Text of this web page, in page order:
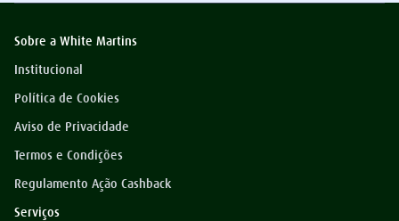
Sobre a White Martins
Institucional
Política de Cookies
Aviso de Privacidade
Termos e Condições
Regulamento Ação Cashback
Serviços